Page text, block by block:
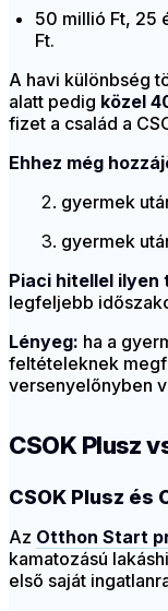
50 millió Ft, 25
Ft.
A havi különbség
alatt pedig közel
fizet a család a
Ehhez még
gyermek
gyermek
Piaci hitellel ilyen
legfeljebb
Lényeg: ha a
feltételeknek
versenyelőnyben
CSOK Plusz
CSOK Plusz
Az Otthon Start
kamatozású
első saját